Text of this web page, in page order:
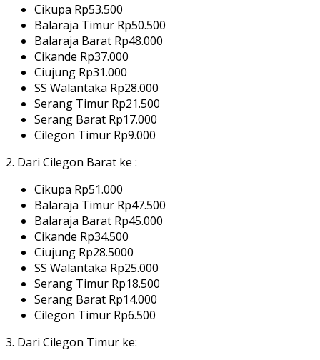
Cikupa Rp53.500
Balaraja Timur Rp50.500
Balaraja Barat Rp48.000
Cikande Rp37.000
Ciujung Rp31.000
SS Walantaka Rp28.000
Serang Timur Rp21.500
Serang Barat Rp17.000
Cilegon Timur Rp9.000
2. Dari Cilegon Barat ke :
Cikupa Rp51.000
Balaraja Timur Rp47.500
Balaraja Barat Rp45.000
Cikande Rp34.500
Ciujung Rp28.5000
SS Walantaka Rp25.000
Serang Timur Rp18.500
Serang Barat Rp14.000
Cilegon Timur Rp6.500
3. Dari Cilegon Timur ke: